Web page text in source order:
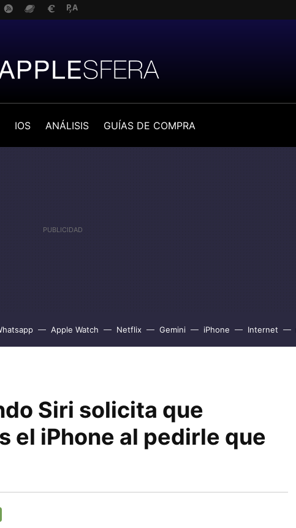
IOS ANÁLISIS GUÍAS DE COMPRA
Apple Watch Netflix Gemini iPhone Internet
Siri solicita que
el iPhone al pedirle que